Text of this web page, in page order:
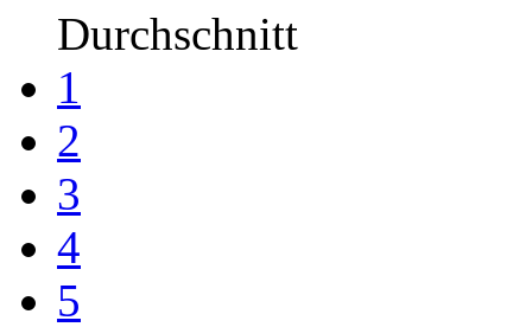
Durchschnitt
1
2
3
4
5